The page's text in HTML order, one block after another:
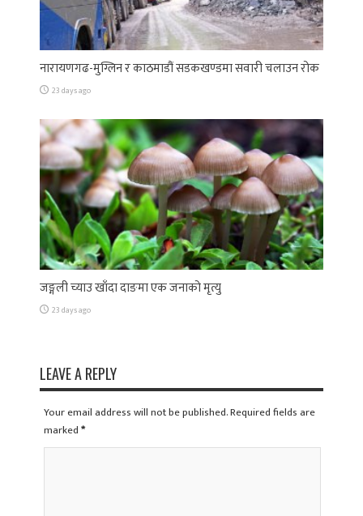
नारायणगढ-मुग्लिन र काठमाडौं सडकखण्डमा सवारी चलाउन रोक
23 days ago
जङ्गली च्याउ खाँदा दाङमा एक जनाको मृत्यु
23 days ago
LEAVE A REPLY
Your email address will not be published. Required fields are
marked*